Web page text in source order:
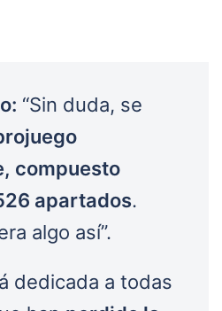
“Sin duda, se
compuesto
apartados.
algo así”.
dedicada a todas